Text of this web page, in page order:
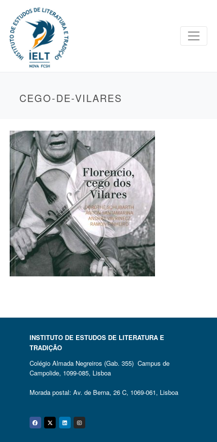
CEGO-DE-VILARES
INSTITUTO DE ESTUDOS DE LITERATURA E
TRADIÇÃO
Colégio Almada Negreiros (Gab. 355) Campus de
Campolide, 1099-085, Lisboa
Morada postal: Av. de Berna, 26 C, 1069-061, Lisboa
Facebook
Twitter
Linkedin
Instagram